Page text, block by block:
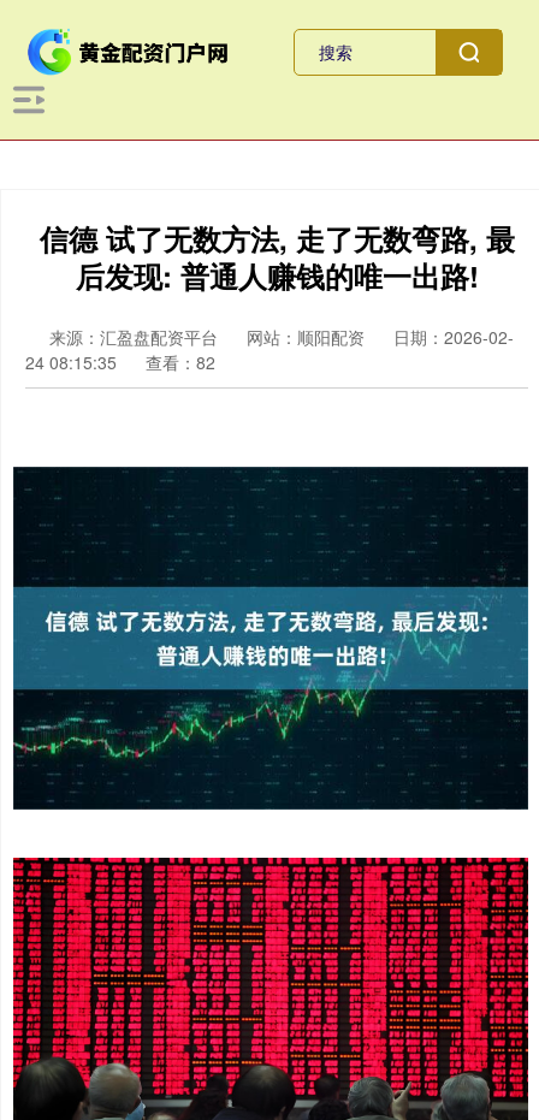
信德 试了无数方法, 走了无数弯路, 最
后发现: 普通人赚钱的唯一出路!
来源：汇盈盘配资平台 网站：顺阳配资
日期：2026-02-
24 08:15:35
查看：82